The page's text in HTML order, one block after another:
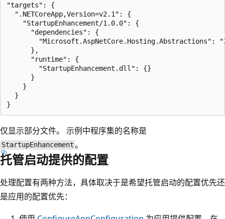
"targets": {
  ".NETCoreApp,Version=v2.1": {
    "StartupEnhancement/1.0.0": {
      "dependencies": {
"Microsoft.AspNetCore.Hosting.Abstractions":
      },
      "runtime": {
        "StartupEnhancement.dll": {}
      }
    }
  }
仅显示部分文件。 示例中程序集的名称是
StartupEnhancement 。
托管启动提供的配置
处理配置有两种方法，具体取决于是希望托管启动的配置优先还
是应用的配置优先：